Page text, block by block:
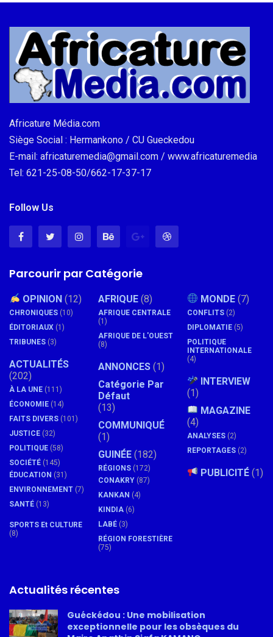
Africature Média.com
Siège Social : Hermankono / CU Gueckedou
E-mail: africaturemedia@gmail.com / www.africaturemedia
Tel: 621-25-08-50/662-17-37-17
Follow Us
Parcourir par Catégorie
OPINION (12)
CHRONIQUES (10)
ÉDITORIAUX (1)
TRIBUNES (3)
ACTUALITÉS
(202)
À LA UNE (111)
ÉCONOMIE (14)
FAITS DIVERS (101)
JUSTICE (32)
POLITIQUE (58)
SOCIÉTÉ (145)
ÉDUCATION (31)
ENVIRONNEMENT (7)
SANTÉ (13)
SPORTS Et CULTURE
(8)
AFRIQUE (8)
AFRIQUE CENTRALE
(1)
AFRIQUE DE L'OUEST
(8)
ANNONCES (1)
Catégorie Par
Défaut
(13)
COMMUNIQUÉ
(1)
GUINÉE (182)
RÉGIONS (172)
CONAKRY (87)
KANKAN (4)
KINDIA (6)
LABÉ (3)
RÉGION FORESTIÈRE
(75)
MONDE (7)
CONFLITS (2)
DIPLOMATIE (5)
POLITIQUE
INTERNATIONALE
(4)
INTERVIEW
(1)
MAGAZINE
(4)
ANALYSES (2)
REPORTAGES (2)
PUBLICITÉ (1)
Actualités récentes
Guéckédou : Une mobilisation
exceptionnelle pour les obsèques du